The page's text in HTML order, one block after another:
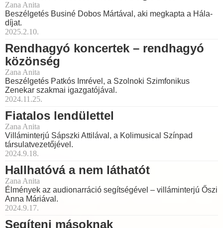
Zana Anita
Beszélgetés Businé Dobos Mártával, aki megkapta a Hála-
díjat.
2025.2.10.
Rendhagyó koncertek – rendhagyó
közönség
Zana Anita
Beszélgetés Patkós Imrével, a Szolnoki Szimfonikus
Zenekar szakmai igazgatójával.
2024.11.25.
Fiatalos lendülettel
Zana Anita
Villáminterjú Sápszki Attilával, a Kolimusical Színpad
társulatvezetőjével.
2024.9.18.
Hallhatóvá a nem láthatót
Zana Anita
Élmények az audionarráció segítségével – villáminterjú Őszi
Anna Máriával.
2024.9.17.
Segíteni másoknak